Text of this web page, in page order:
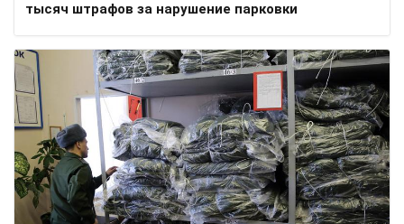
тысяч штрафов за нарушение парковки